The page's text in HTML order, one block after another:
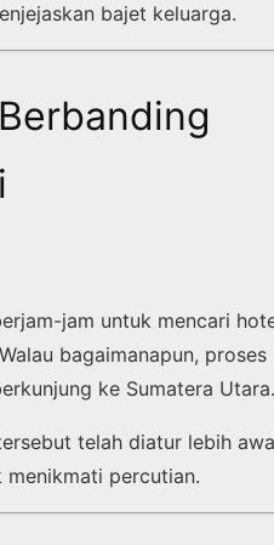
bajet keluarga.
jam untuk mencari
bagaimanapun, proses
ke Sumatera Utara.
telah diatur lebih
menikmati percutian.